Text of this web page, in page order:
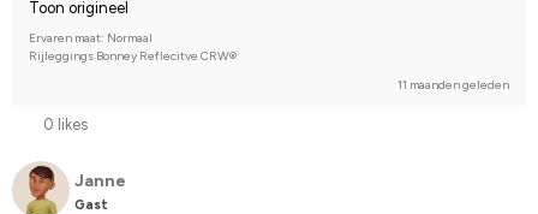
Toon origineel
Ervaren maat: Normaal
Rijleggings Bonney Reflecitve CRW®
11 maanden geleden
0 likes
Janne
Gast